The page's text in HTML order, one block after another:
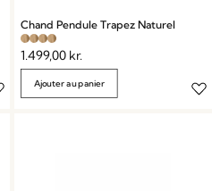
Chand Pendule Trapez Naturel
1.499,00 kr.
Ajouter au panier